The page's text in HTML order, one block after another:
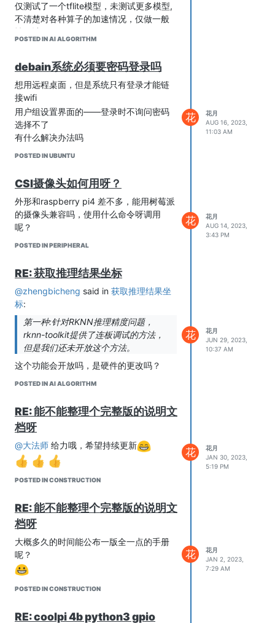
仅测试了一个tflite模型，未测试更多模型,
不清楚对各种算子的加速情况，仅做一般
性估计
型转换后的tflite模型，而rk3588s能够进
行多种模型转换
表 优缺点
coral计算棒 rk3588s
算力 4TOPS 6TOPS
便捷 usb接口 未见模组形式
模型 tflite rknn
tflite还需要编译工具才行，不好下载
多个计算棒好像能加速，未测试
rk3588工具更方面些; coral需要科学上
网，在linux系统中不会设置，但方便各种
不同的设备使用，如在树莓派中实现边缘
加速，rk1808计算棒也可以，但设置起来
感觉很麻烦，仅实现了rock-x库的加速，
个人见解，嘻嘻
POSTED IN AI ALGORITHM
debain系统必须要密码登录吗
想用远程桌面，但是系统只有登录才能链
接wifi
用户组设置界面的——登录时不询问密码
选择不了
有什么解决办法吗
POSTED IN UBUNTU
花
花月
AUG 16, 2023,
11:03 AM
CSI摄像头如何用呀？
外形和raspberry pi4 差不多，能用树莓派
的摄像头兼容吗，使用什么命令呀调用
呢？
POSTED IN PERIPHERAL
花
花月
AUG 14, 2023,
3:43 PM
RE: 获取推理结果坐标
@zhengbicheng said in 获取推理结果坐
标:
第一种:针对RKNN推理精度问题，
rknn-toolkit提供了连板调试的方法，
但是我们还未开放这个方法。
这个功能会开放吗，是硬件的更改吗？
POSTED IN AI ALGORITHM
花
花月
JUN 29, 2023,
10:37 AM
RE: 能不能整理个完整版的说明文
档呀
@大法师 给力哦，希望持续更新
POSTED IN CONSTRUCTION
花
花月
JAN 30, 2023,
5:19 PM
RE: 能不能整理个完整版的说明文
档呀
大概多久的时间能公布一版全一点的手册
呢？
POSTED IN CONSTRUCTION
花
花月
JAN 2, 2023,
7:29 AM
RE: coolpi 4b python3 gpio